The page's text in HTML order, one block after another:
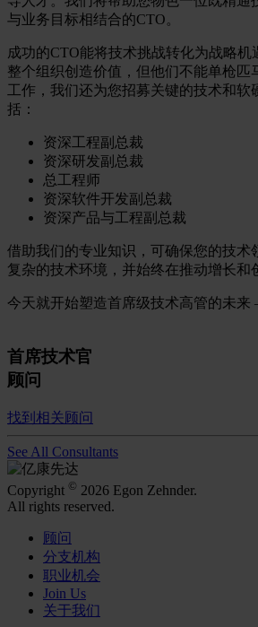
与业务目标相结合的CTO。
成功的CTO能将技术挑战转化为战略机
整个组织创造价值，但他们不能单枪匹
工作，我们还为您招募关键的技术和软
括：
资深工程副总裁
资深研发副总裁
总工程师
资深软件开发副总裁
资深产品与工程副总裁
借助我们的专业知识，可确保您的技术
复杂的技术环境，并始终在推动增长和
今天就开始塑造首席级技术高管的未来
首席技术官
顾问
找到相关顾问
See All Consultants
Copyright © 2026 Egon Zehnder.
All rights reserved.
顾问
分支机构
职业机会
Join Us
关于我们